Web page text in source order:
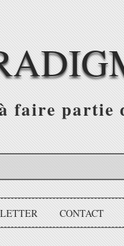
faire partie
CONTACT